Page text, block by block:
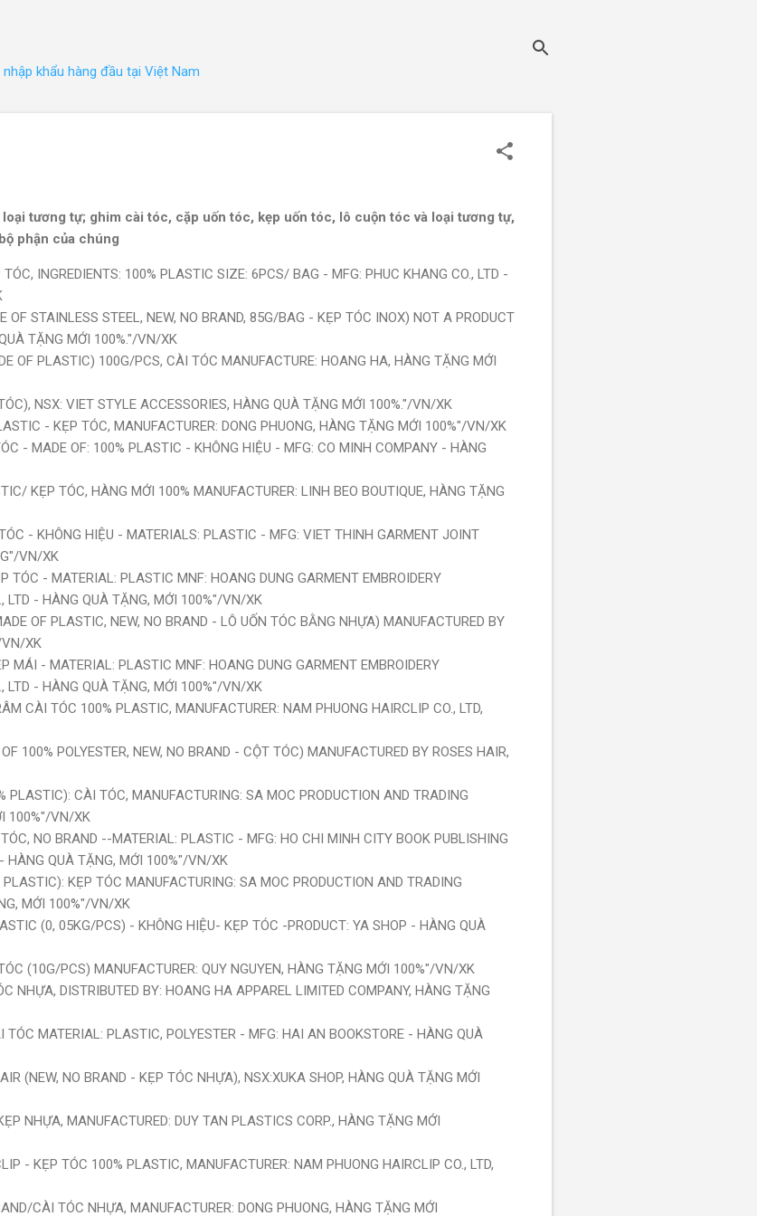
khẩu hàng đầu tại Việt Nam
tương tự; ghim cài tóc, cặp uốn tóc, kẹp uốn tóc, lô cuộn tóc và loại tương tự,
phận của chúng
INGREDIENTS: 100% PLASTIC SIZE: 6PCS/ BAG - MFG: PHUC KHANG CO., LTD -
STAINLESS STEEL, NEW, NO BRAND, 85G/BAG - KẸP TÓC INOX) NOT A PRODUCT
TẶNG MỚI 100%."/VN/XK
OF PLASTIC) 100G/PCS, CÀI TÓC MANUFACTURE: HOANG HA, HÀNG TẶNG MỚI
NSX: VIET STYLE ACCESSORIES, HÀNG QUÀ TẶNG MỚI 100%."/VN/XK
- KẸP TÓC, MANUFACTURER: DONG PHUONG, HÀNG TẶNG MỚI 100%"/VN/XK
- MADE OF: 100% PLASTIC - KHÔNG HIỆU - MFG: CO MINH COMPANY - HÀNG
KẸP TÓC, HÀNG MỚI 100% MANUFACTURER: LINH BEO BOUTIQUE, HÀNG TẶNG
- KHÔNG HIỆU - MATERIALS: PLASTIC - MFG: VIET THINH GARMENT JOINT
VN/XK
- MATERIAL: PLASTIC MNF: HOANG DUNG GARMENT EMBROIDERY
LTD - HÀNG QUÀ TẶNG, MỚI 100%"/VN/XK
OF PLASTIC, NEW, NO BRAND - LÔ UỐN TÓC BẰNG NHỰA) MANUFACTURED BY
XK
MÁI - MATERIAL: PLASTIC MNF: HOANG DUNG GARMENT EMBROIDERY
LTD - HÀNG QUÀ TẶNG, MỚI 100%"/VN/XK
CÀI TÓC 100% PLASTIC, MANUFACTURER: NAM PHUONG HAIRCLIP CO., LTD,
100% POLYESTER, NEW, NO BRAND - CỘT TÓC) MANUFACTURED BY ROSES HAIR,
CÀI TÓC, MANUFACTURING: SA MOC PRODUCTION AND TRADING
100%"/VN/XK
NO BRAND --MATERIAL: PLASTIC - MFG: HO CHI MINH CITY BOOK PUBLISHING
QUÀ TẶNG, MỚI 100%"/VN/XK
KẸP TÓC MANUFACTURING: SA MOC PRODUCTION AND TRADING
MỚI 100%"/VN/XK
(0, 05KG/PCS) - KHÔNG HIỆU- KẸP TÓC -PRODUCT: YA SHOP - HÀNG QUÀ
(10G/PCS) MANUFACTURER: QUY NGUYEN, HÀNG TẶNG MỚI 100%"/VN/XK
NHỰA, DISTRIBUTED BY: HOANG HA APPAREL LIMITED COMPANY, HÀNG TẶNG
MATERIAL: PLASTIC, POLYESTER - MFG: HAI AN BOOKSTORE - HÀNG QUÀ
(NEW, NO BRAND - KẸP TÓC NHỰA), NSX:XUKA SHOP, HÀNG QUÀ TẶNG MỚI
NHỰA, MANUFACTURED: DUY TAN PLASTICS CORP., HÀNG TẶNG MỚI
- KẸP TÓC 100% PLASTIC, MANUFACTURER: NAM PHUONG HAIRCLIP CO., LTD,
CÀI TÓC NHỰA, MANUFACTURER: DONG PHUONG, HÀNG TẶNG MỚI